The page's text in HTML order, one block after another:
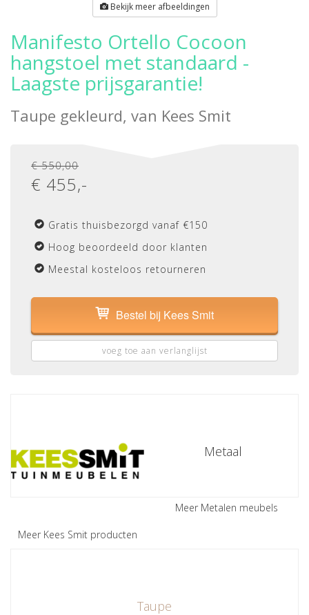
Bekijk meer afbeeldingen
Manifesto Ortello Cocoon
hangstoel met standaard -
Laagste prijsgarantie!
Taupe gekleurd, van Kees Smit
€ 550,00
€ 455,-
Gratis thuisbezorgd vanaf €150
Hoog beoordeeld door klanten
Meestal kosteloos retourneren
Bestel bij Kees Smit
voeg toe aan verlanglijst
Meer Kees Smit producten
Metaal
Meer Metalen meubels
Taupe